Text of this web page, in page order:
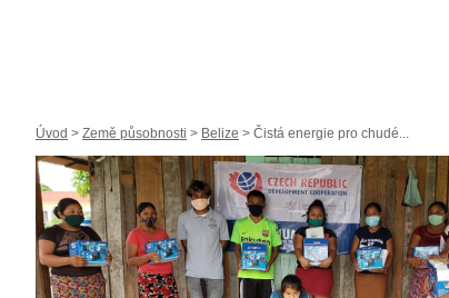
Úvod > Země působnosti > Belize > Čistá energie pro chudé...